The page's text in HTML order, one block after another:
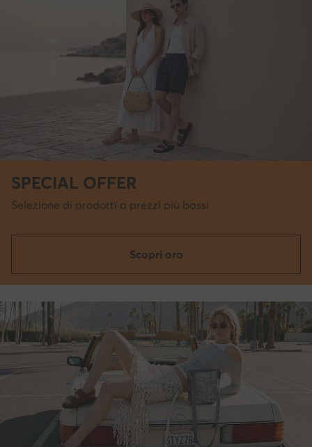
SPECIAL OFFER
Selezione di prodotti a prezzi più bassi
Scopri ora